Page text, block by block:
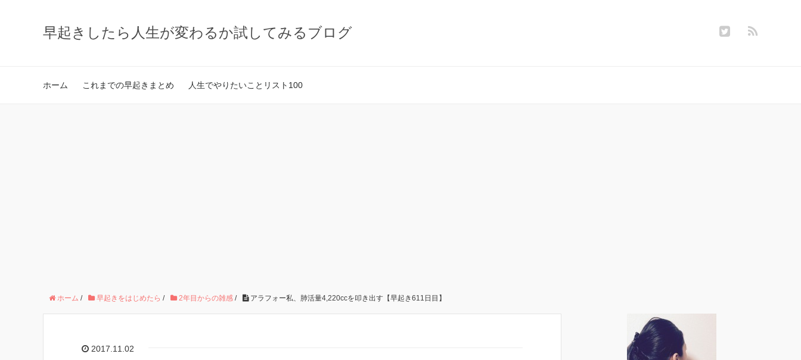
早起きしたら人生が変わるか試してみるブログ
ホーム これまでの早起きまとめ 人生でやりたいことリスト100
ホーム / 早起きをはじめたら / 2年目からの雑感 / アラフォー私、肺活量4,220ccを叩き出す【早起き611日目】
2017.11.02